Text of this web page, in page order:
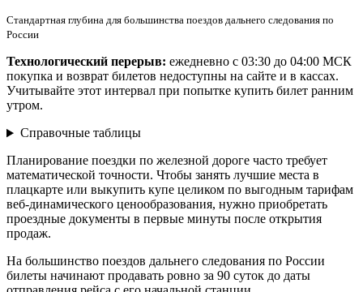
Стандартная глубина для большинства поездов дальнего следования по
России
Технологический перерыв: ежедневно с 03:30 до 04:00 МСК
покупка и возврат билетов недоступны на сайте и в кассах.
Учитывайте этот интервал при попытке купить билет ранним
утром.
Справочные таблицы
Планирование поездки по железной дороге часто требует
математической точности. Чтобы занять лучшие места в
плацкарте или выкупить купе целиком по выгодным тарифам
веб-динамического ценообразования, нужно приобретать
проездные документы в первые минуты после открытия
продаж.
На большинство поездов дальнего следования по России
билеты начинают продавать ровно за 90 суток до даты